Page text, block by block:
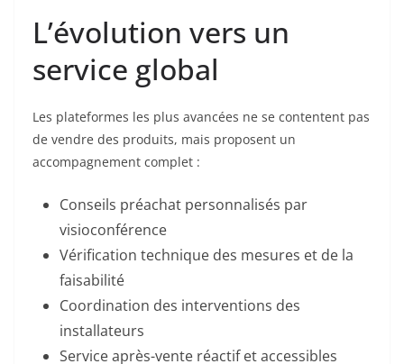
L’évolution vers un
service global
Les plateformes les plus avancées ne se contentent pas
de vendre des produits, mais proposent un
accompagnement complet :
Conseils préachat personnalisés par
visioconférence
Vérification technique des mesures et de la
faisabilité
Coordination des interventions des
installateurs
Service après-vente réactif et accessibles